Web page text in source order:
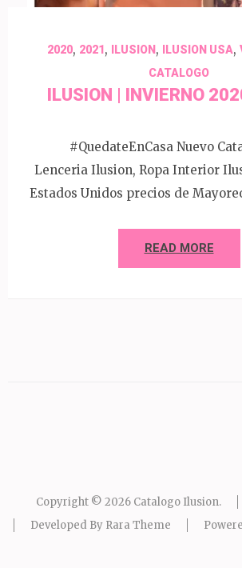
2020, 2021, ILUSION, ILUSION USA,
CATALOGO
ILUSION | INVIERNO
#QuedateEnCasa Nuevo
Lenceria Ilusion, Ropa Interior
Estados Unidos precios de
READ MORE
Copyright © 2026 Catalogo Ilusion.
Developed By Rara Theme